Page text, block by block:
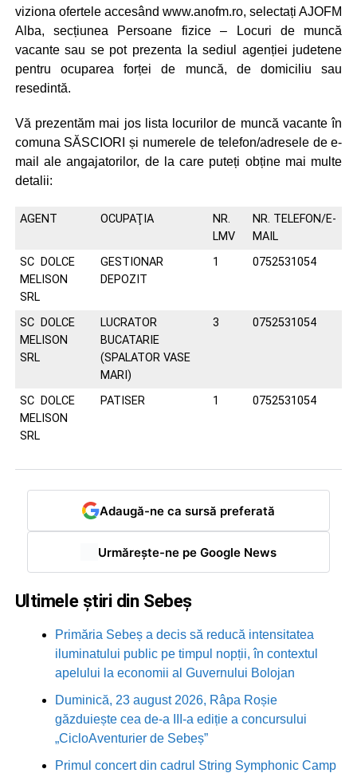
viziona ofertele accesând www.anofm.ro, selectați AJOFM
Alba, secțiunea Persoane fizice – Locuri de muncă
vacante sau se pot prezenta la sediul agenției judetene
pentru ocuparea forței de muncă, de domiciliu sau
resedintă.
Vă prezentăm mai jos lista locurilor de muncă vacante în
comuna SĂSCIORI și numerele de telefon/adresele de e-
mail ale angajatorilor, de la care puteți obține mai multe
detalii:
AGENT OCUPAŢIA
NR.
LMV
NR. TELEFON/E-
MAIL
SC DOLCE
MELISON
SRL
GESTIONAR
DEPOZIT
1 0752531054
SC DOLCE
MELISON
SRL
LUCRATOR
BUCATARIE
(SPALATOR VASE
MARI)
3 0752531054
SC DOLCE
MELISON
SRL
PATISER 1 0752531054
Adaugă-ne ca sursă preferată
Urmărește-ne pe Google News
Ultimele știri din Sebeș
Primăria Sebeș a decis să reducă intensitatea
iluminatului public pe timpul nopții, în contextul
apelului la economii al Guvernului Bolojan
Duminică, 23 august 2026, Râpa Roșie
găzduiește cea de-a III-a ediție a concursului
„CicloAventurier de Sebeș”
Primul concert din cadrul String Symphonic Camp